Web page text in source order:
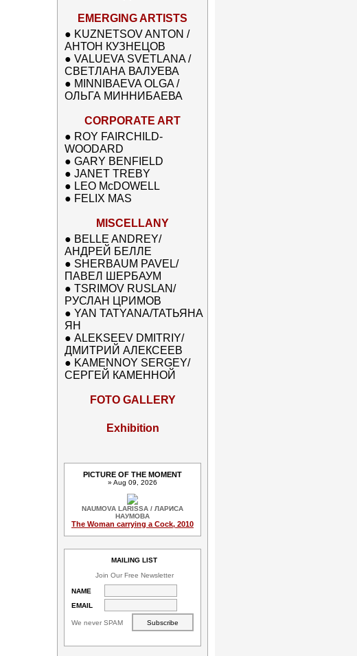
EMERGING ARTISTS
● KUZNETSOV ANTON /
АНТОН КУЗНЕЦОВ
● VALUEVA SVETLANA /
СВЕТЛАНА ВАЛУЕВА
● MINNIBAEVA OLGA /
ОЛЬГА МИННИБАЕВА
CORPORATE ART
● ROY FAIRCHILD-
WOODARD
● GARY BENFIELD
● JANET TREBY
● LEO McDOWELL
● FELIX MAS
MISCELLANY
● BELLE ANDREY/
АНДРЕЙ БЕЛЛЕ
● SHERBAUM PAVEL/
ПАВЕЛ ШЕРБАУМ
● TSRIMOV RUSLAN/
РУСЛАН ЦРИМОВ
● YAN TATYANA/ТАТЬЯНА
ЯН
● ALEKSEEV DMITRIY/
ДМИТРИЙ АЛЕКСЕЕВ
● KAMENNOY SERGEY/
СЕРГЕЙ КАМЕННОЙ
FOTO GALLERY
Exhibition
PICTURE OF THE MOMENT
» Aug 09, 2026
NAUMOVA LARISSA / ЛАРИСА
НАУМОВА
The Woman carrying a Cock, 2010
MAILING LIST
Join Our Free Newsletter
NAME
EMAIL
We never SPAM